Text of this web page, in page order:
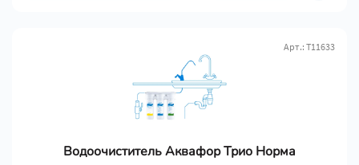
Водоочиститель Аквафор Трио Норма
Арт.: Т11633